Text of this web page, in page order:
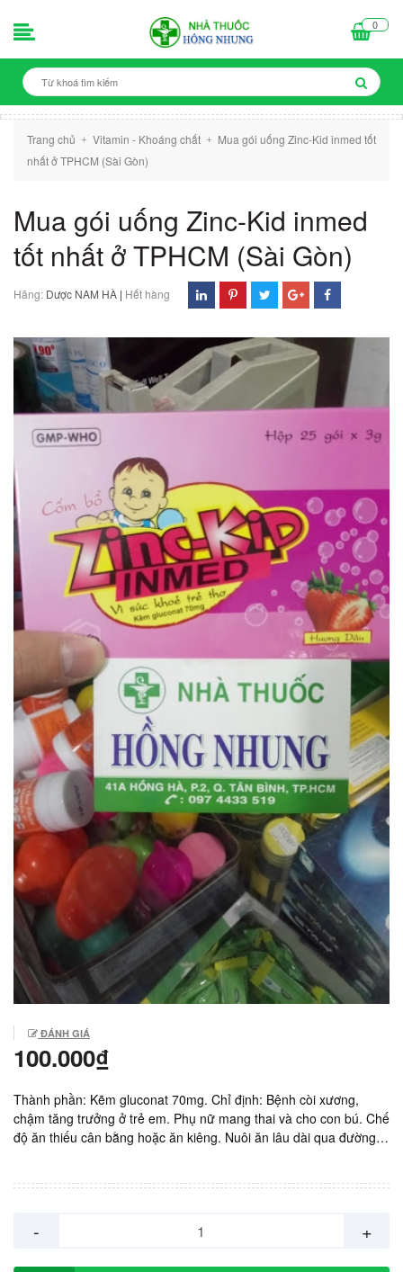
0
Trang chủ + Vitamin - Khoáng chất +
Mua gói uống Zinc-Kid inmed tốt
nhất ở TPHCM (Sài Gòn)
Mua gói uống Zinc-Kid inmed
tốt nhất ở TPHCM (Sài Gòn)
Hãng: Dược NAM HÀ | Hết hàng
ĐÁNH GIÁ
100.000₫
Thành phần: Kẽm gluconat 70mg. Chỉ định: Bệnh còi xương,
chậm tăng trưởng ở trẻ em. Phụ nữ mang thai và cho con bú. Chế
độ ăn thiếu cân bằng hoặc ăn kiêng. Nuôi ăn lâu dài qua đường
- +